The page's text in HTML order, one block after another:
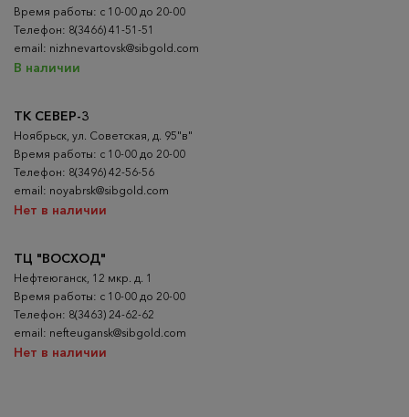
ТК СЕВЕР-3
Ноябрьск, ул. Советская, д. 95"в"
Время работы: с 10-00 до 20-00
Телефон: 8(3496) 42-56-56
email: noyabrsk@sibgold.com
Нет в наличии
ТЦ "ВОСХОД"
Нефтеюганск, 12 мкр. д. 1
Время работы: с 10-00 до 20-00
Телефон: 8(3463) 24-62-62
email: nefteugansk@sibgold.com
Нет в наличии
Время работы: с 10-00 до 20-00
Телефон: 8(3466) 41-51-51
email: nizhnevartovsk@sibgold.com
В наличии